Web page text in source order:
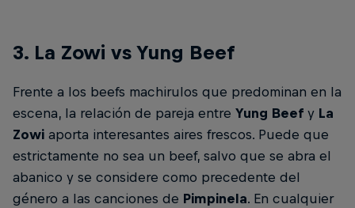
3. La Zowi vs Yung Beef
Frente a los beefs machirulos que predominan en la
escena, la relación de pareja entre Yung Beef y La
Zowi aporta interesantes aires frescos. Puede que
estrictamente no sea un beef, salvo que se abra el
abanico y se considere como precedente del
género a las canciones de Pimpinela. En cualquier